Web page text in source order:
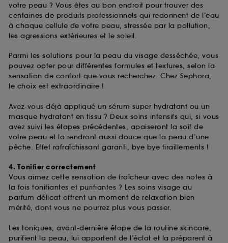
votre peau ? Vous êtes au bon endroit pour trouver des
centaines de produits professionnels qui redonnent de l’eau
à chaque cellule de votre peau, stressée par la pollution,
les agressions extérieures et le soleil.
Parmi les solutions pour la peau du visage desséchée, vous
pouvez opter pour différentes formules et textures, selon la
sensation de confort que vous recherchez. Chez Sephora,
le choix est extraordinaire !
Avez-vous déjà appliqué un sérum super hydratant ou un
masque hydratant en tissu ? Deux soins intensifs qui, si vous
avez suivi les étapes précédentes, apaiseront la soif de
votre peau et la rendront aussi douce que la peau d’une
pêche. Effet rafraîchissant garanti, bye bye tiraillements !
4. Tonifier correctement
Vous aimez cette sensation de fraîcheur avec des notes à
la fois tonifiantes et purifiantes ? Les soins visage au
parfum délicat offrent un moment de relaxation bien
mérité, dont vous ne pourrez plus vous passer.
Les toniques, avant-dernière étape de la routine skincare,
purifient la peau, lui apportent de l’éclat et la préparent à